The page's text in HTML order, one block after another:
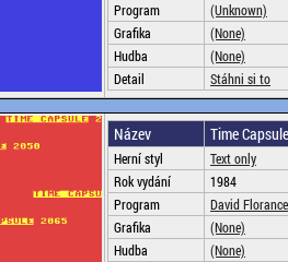
Program
(Unknown)
Grafika
(None)
Hudba
(None)
Detail
Stáhni si to
Název Time Capsule
Herní styl
Text only
Rok vydání
1984
Program
David Florance
Grafika
(None)
Hudba
(None)